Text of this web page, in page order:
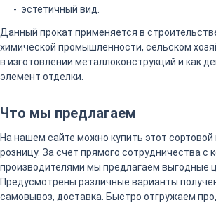
эстетичный вид.
Данный прокат применяется в
химической промышленности, сельском
в изготовлении металлоконструкций и как
элемент отделки.
Что мы предлагаем
На нашем сайте можно купить этот сортовой
розницу. За счет прямого сотрудничества с
производителями мы предлагаем выгодные
Предусмотрены различные варианты
самовывоз, доставка. Быстро отгружаем